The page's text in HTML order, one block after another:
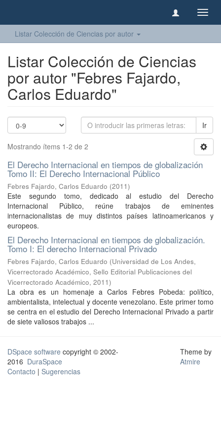
Listar Colección de Ciencias por autor
Listar Colección de Ciencias
por autor "Febres Fajardo,
Carlos Eduardo"
Ir
Mostrando ítems 1-2 de 2
El Derecho Internacional en tiempos de globalización
Tomo II: El Derecho Internacional Público
Febres Fajardo, Carlos Eduardo (2011)
Este segundo tomo, dedicado al estudio del Derecho
Internacional Público, reúne trabajos de eminentes
internacionalistas de muy distintos países latinoamericanos y
europeos.
El Derecho Internacional en tiempos de globalización.
Tomo I: El derecho Internacional Privado
Febres Fajardo, Carlos Eduardo (Universidad de Los Andes,
Vicerrectorado Académico, Sello Editorial Publicaciones del
Vicerrectorado Académico, 2011)
La obra es un homenaje a Carlos Febres Pobeda: político,
ambientalista, intelectual y docente venezolano. Este primer tomo
se centra en el estudio del Derecho Internacional Privado a partir
de siete valiosos trabajos ...
DSpace software copyright © 2002-
2016 DuraSpace
Contacto | Sugerencias
Theme by
Atmire